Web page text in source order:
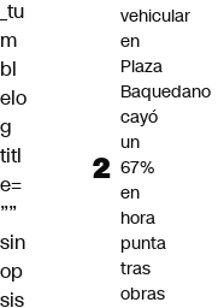
_tu
m
bl
elo
g
titl
e=
””
sin
op
sis
vehicular
en
Plaza
Baquedano
cayó
un
67%
en
hora
punta
tras
obras